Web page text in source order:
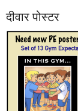
दीवार पोस्टर